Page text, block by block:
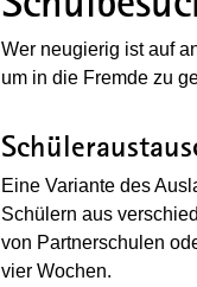
Wer neugierig ist auf
um in die Fremde zu
Eine Variante des
Schülern aus
von Partnerschulen
vier Wochen.